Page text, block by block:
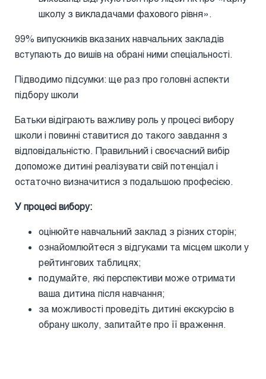
школу з викладачами фахового рівня».
99% випускників вказаних навчальних закладів
вступають до вишів на обрані ними спеціальності.
Підводимо підсумки: ще раз про головні аспекти
підбору школи
Батьки відіграють важливу роль у процесі вибору
школи і повинні ставитися до такого завдання з
відповідальністю. Правильний і своєчасний вибір
допоможе дитині реалізувати свій потенціал і
остаточно визначитися з подальшою професією.
У процесі вибору:
оцінюйте навчальний заклад з різних сторін;
ознайомлюйтеся з відгуками та місцем школи у
рейтингових таблицях;
подумайте, які перспективи може отримати
ваша дитина після навчання;
за можливості проведіть дитині екскурсію в
обрану школу, запитайте про її враження.